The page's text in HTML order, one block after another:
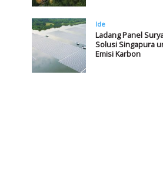
Ide
Ladang Panel
Solusi Singapura
Emisi Karbon